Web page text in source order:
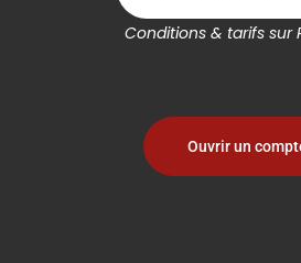
Conditions & tarifs sur
Ouvrir un